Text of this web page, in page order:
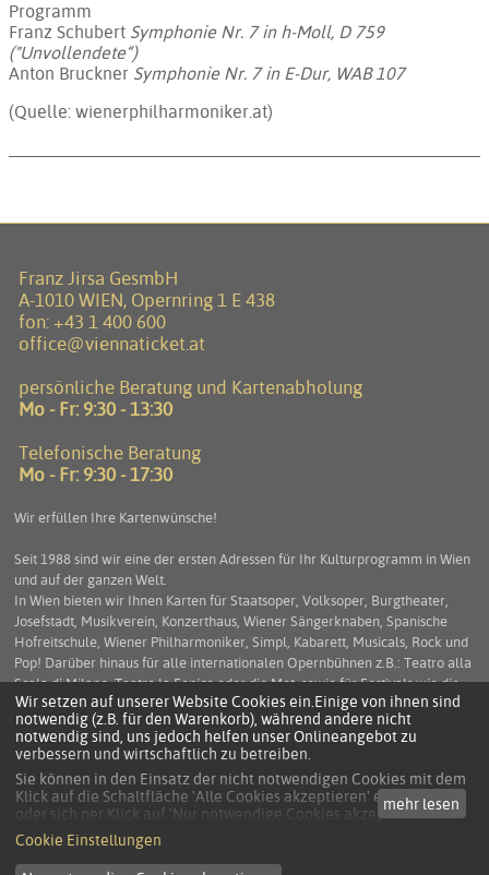
Programm
Franz Schubert Symphonie Nr. 7 in h-Moll, D 759
("Unvollendete“)
Anton Bruckner Symphonie Nr. 7 in E-Dur, WAB 107
(Quelle: wienerphilharmoniker.at)
Franz Jirsa GesmbH
A-1010 WIEN, Opernring 1 E 438
fon: +43 1 400 600
office@viennaticket.at
persönliche Beratung und Kartenabholung
Mo - Fr: 9:30 - 13:30
Telefonische Beratung
Mo - Fr: 9:30 - 17:30
Wir erfüllen Ihre Kartenwünsche!
Seit 1988 sind wir eine der ersten Adressen für Ihr Kulturprogramm in Wien
und auf der ganzen Welt.
In Wien bieten wir Ihnen Karten für Staatsoper, Volksoper, Burgtheater,
Josefstadt, Musikverein, Konzerthaus, Wiener Sängerknaben, Spanische
Hofreitschule, Wiener Philharmoniker, Simpl, Kabarett, Musicals, Rock und
Pop! Darüber hinaus für alle internationalen Opernbühnen z.B.: Teatro alla
Scala di Milano, Teatro la Fenice oder die Met, sowie für Festivals wie die
Salzburger Festspiele, die Arena di Verona und viele mehr. Service und
Beratung stehen an erster Stelle um Ihnen einen unbeschwerten
Kulturgenuss zu ermöglichen.
KONTAKT
DATENSCHUTZ
AGB
Wir setzen auf unserer Website Cookies ein.Einige von ihnen sind
notwendig (z.B. für den Warenkorb), während andere nicht
notwendig sind, uns jedoch helfen unser Onlineangebot zu
verbessern und wirtschaftlich zu betreiben.
Sie können in den Einsatz der nicht notwendigen Cookies mit dem
Klick auf die Schaltfläche 'Alle Cookies akzeptieren' einwilligen
oder sich per Klick auf 'Nur notwendige Cookies akzeptieren'
anders entscheiden.
mehr lesen
Cookie Einstellungen